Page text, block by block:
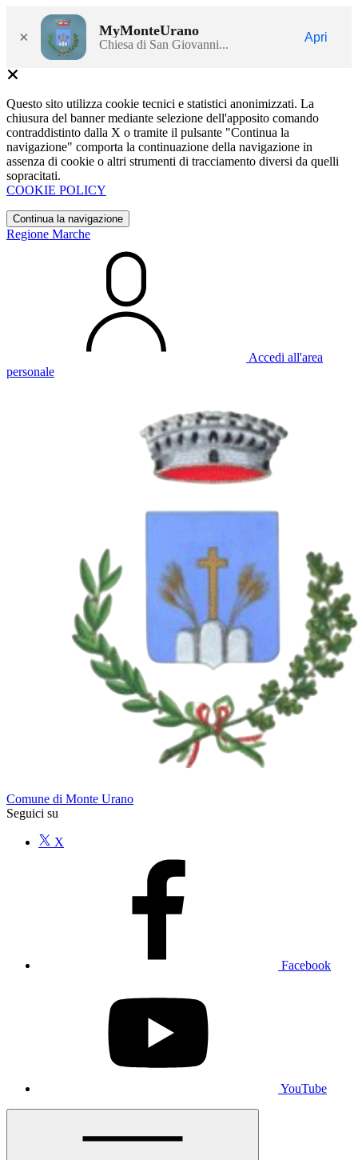
× MyMonteUrano
Chiesa di San Giovanni...
Apri
Questo sito utilizza cookie tecnici e statistici anonimizzati. La
chiusura del banner mediante selezione dell'apposito comando
contraddistinto dalla X o tramite il pulsante "Continua la
navigazione" comporta la continuazione della navigazione in
assenza di cookie o altri strumenti di tracciamento diversi da quelli
sopracitati.
COOKIE POLICY
Continua la navigazione
Regione Marche
Accedi all'area
personale
Comune di Monte Urano
Seguici su
X
Facebook
YouTube